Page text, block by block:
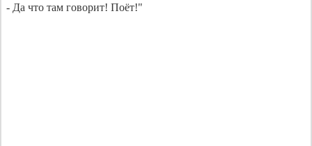
- Да что там говорит! Поёт!"